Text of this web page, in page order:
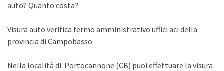
auto? Quanto costa?
Visura auto verifica fermo amministrativo uffici aci della
provincia di Campobasso
Nella località di Portocannone (CB) puoi effettuare la visura